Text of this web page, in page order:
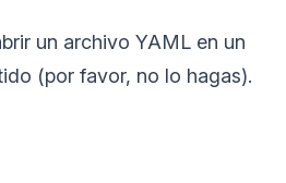
un archivo YAML en un
(por favor, no lo hagas).